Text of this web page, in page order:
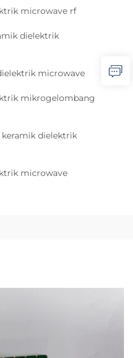
microwave rf
dielektrik
microwave
mikrogelombang
dielektrik
microwave